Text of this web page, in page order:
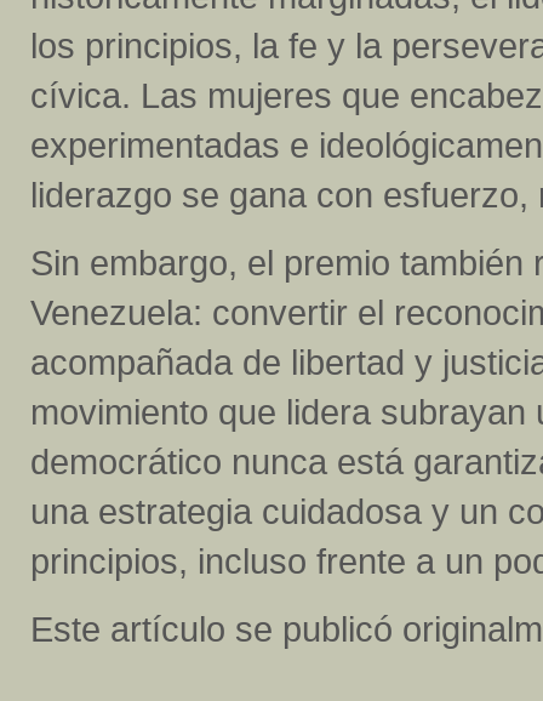
los principios, la fe y la
cívica. Las mujeres que
experimentadas e
liderazgo se gana con
Sin embargo, el premio
Venezuela: convertir el
acompañada de libertad y
movimiento que lidera
democrático nunca está
una estrategia cuidadosa y un
principios, incluso frente a un
Este artículo se publicó